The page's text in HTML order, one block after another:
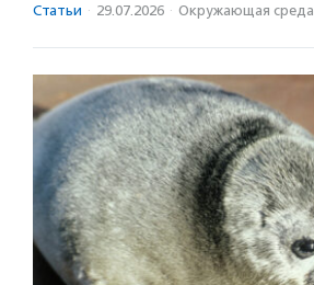
Статьи · 29.07.2026 · Окружающая среда